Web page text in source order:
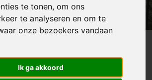
te tonen, om ons
te analyseren en om te
onze bezoekers vandaan
Ik ga akkoord